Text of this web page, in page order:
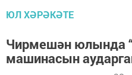
ЮЛ ХӘРӘКӘТЕ
Чирмешән юлында
машинасын